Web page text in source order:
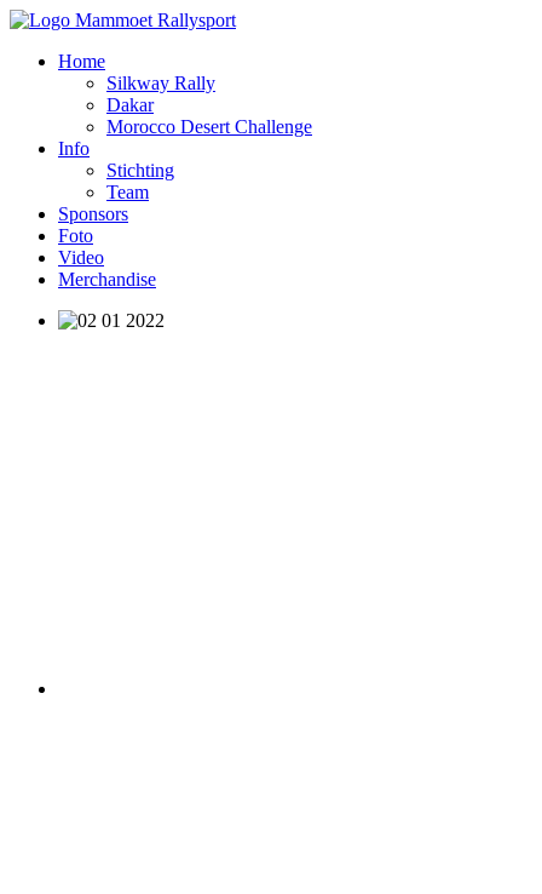
Home
Silkway Rally
Dakar
Morocco Desert Challenge
Info
Stichting
Team
Sponsors
Foto
Video
Merchandise